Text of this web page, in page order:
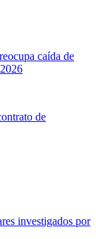
caída de
de